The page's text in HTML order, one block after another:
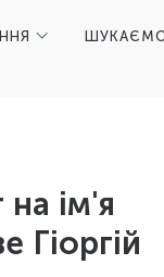
ШУКАЄМО
ім'я
Гіоргій